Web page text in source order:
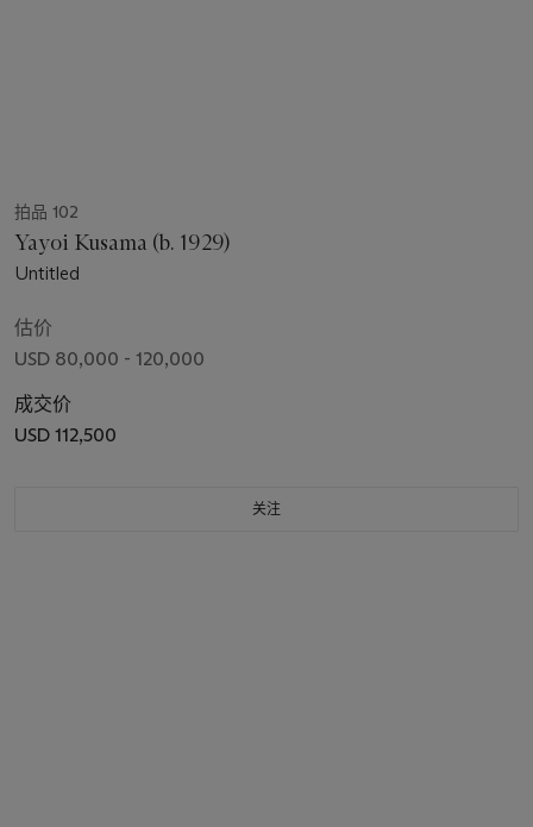
拍品 102
Yayoi Kusama (b. 1929)
Untitled
估价
USD 80,000 - 120,000
成交价
USD 112,500
关注